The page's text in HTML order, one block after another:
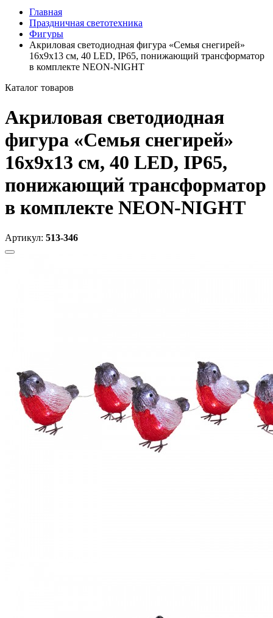
Главная
Праздничная светотехника
Фигуры
Акриловая светодиодная фигура «Семья снегирей»
16х9х13 см, 40 LED, IP65, понижающий трансформатор
в комплекте NEON-NIGHT
Каталог товаров
Акриловая светодиодная
фигура «Семья снегирей»
16х9х13 см, 40 LED, IP65,
понижающий трансформатор
в комплекте NEON-NIGHT
Артикул: 513-346